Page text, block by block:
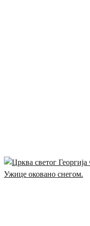
Ужице оковано снегом.